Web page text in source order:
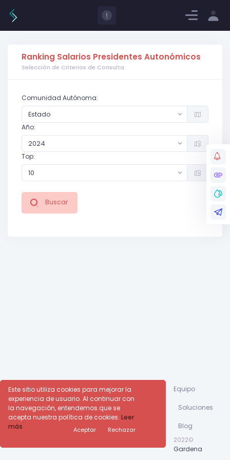
Regístrate
Ranking Salarios Presidentes Autonómicos
Selección de Criterios de Consulta
Comunidad Autónoma:
Estado
Año:
2024
Top:
10
Buscar
Este sitio utiliza cookies para mejorar la
experiencia de usuario. Al continuar con
la navegación, entendemos que se
acepta nuestra política de cookies. Leer
más
Aceptar Rechazar
2022©
Gardena
Equipo
Soluciones
Blog